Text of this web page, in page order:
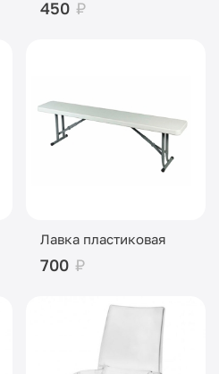
450 ₽
Лавка пластиковая
700 ₽